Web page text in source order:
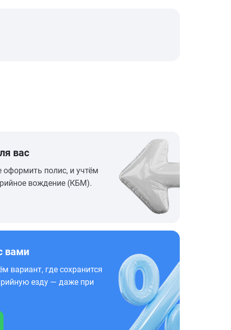
вас
полис, и учтём
вождение (КБМ).
вами
вариант, где сохранится
езду — даже при